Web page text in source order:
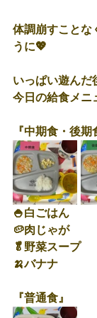
体調崩すことな
うに💖
いっぱい遊ん
今日の給食メニ
『中期食・後期
🍚白ごはん
🥔肉じゃが
🥬野菜スープ
🍌バナナ
『普通食』